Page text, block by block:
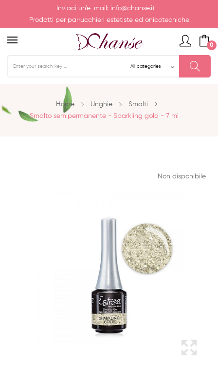
Inviaci un'e-mail: info@chanse.it
Prodotti per parrucchieri estetiste ed onicotecniche
0
Home Unghie
Smalti
Smalto semipermanente - Sparkling gold - 7 ml
Non disponibile